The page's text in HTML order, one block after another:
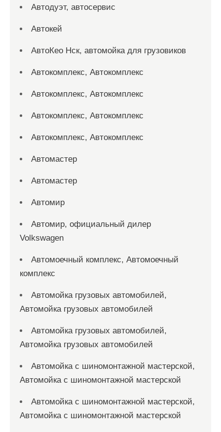
Автодуэт, автосервис
Автокей
АвтоКео Нск, автомойка для грузовиков
Автокомплекс, Автокомплекс
Автокомплекс, Автокомплекс
Автокомплекс, Автокомплекс
Автокомплекс, Автокомплекс
Автомастер
Автомастер
Автомир
Автомир, официальный дилер
Volkswagen
Автомоечный комплекс, Автомоечный
комплекс
Автомойка грузовых автомобилей,
Автомойка грузовых автомобилей
Автомойка грузовых автомобилей,
Автомойка грузовых автомобилей
Автомойка с шиномонтажной мастерской,
Автомойка с шиномонтажной мастерской
Автомойка с шиномонтажной мастерской,
Автомойка с шиномонтажной мастерской